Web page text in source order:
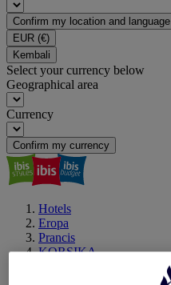
Confirm my location and language
EUR (€)
Kembali
Select your currency below
Geographical area
Currency
Confirm my currency
Hotels
Eropa
Prancis
KORSIKA